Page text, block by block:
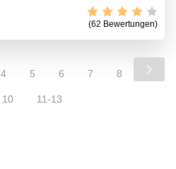
(62 Bewertungen)
4 5 6 7 8
10 11-13